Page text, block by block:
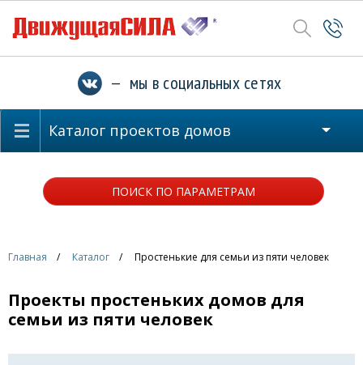
— мы в социальных сетях
Каталог проектов домов
ПОИСК ПО ПАРАМЕТРАМ
Главная Каталог Простенькие для семьи из пяти человек
Проекты простеньких домов для
семьи из пяти человек